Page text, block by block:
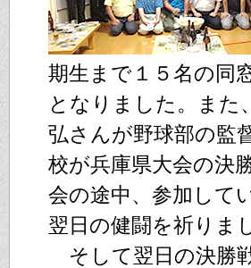
期生まで１５名の同
となりました。また
弘さんが野球部の監
校が兵庫県大会の決
会の途中、参加して
翌日の健闘を祈りま
そして翌日の決勝